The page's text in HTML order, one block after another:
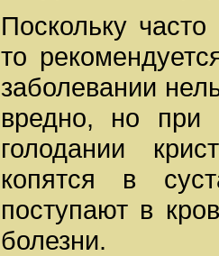
Поскольку
то
заболевании
вредно, но при
голодании
копятся в
поступают в
болезни.